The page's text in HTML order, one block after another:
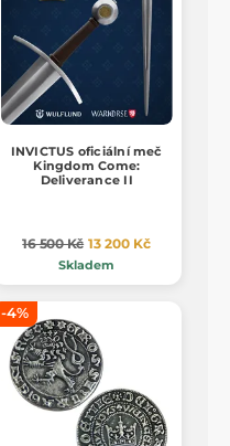
INVICTUS oficiální meč
Kingdom Come:
Deliverance II
16 500 Kč 13 200 Kč
Skladem
-4%